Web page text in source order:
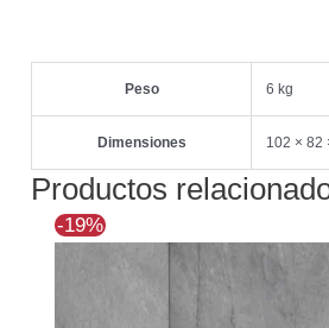
Peso 6 kg
Dimensiones 102 × 82
Productos
-19%
precio
precio
es:
$113.010.